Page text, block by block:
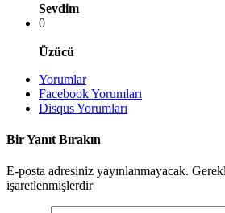
Sevdim
0
Üzücü
Yorumlar
Facebook Yorumları
Disqus Yorumları
Bir Yanıt Bırakın
E-posta adresiniz yayınlanmayacak.
işaretlenmişlerdir